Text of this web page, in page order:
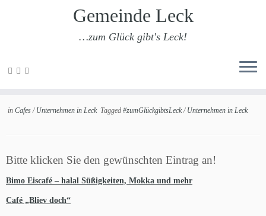
Zum
Gemeinde Leck
…zum Glück gibt's Leck!
in Cafes/ Unternehmen in Leck Tagged #zumGlückgibtsLeck/ Unternehmen in Leck
Bitte klicken Sie den gewünschten Eintrag an!
Bimo Eiscafé – halal Süßigkeiten, Mokka und mehr
Café „Bliev doch“